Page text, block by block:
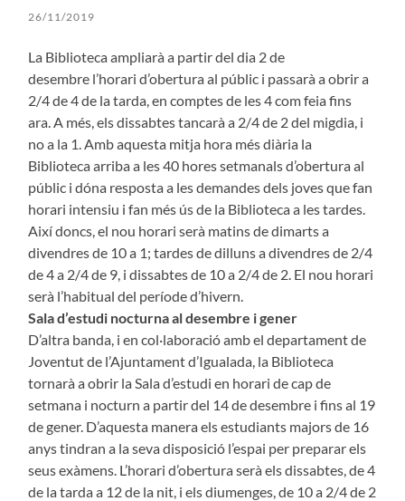
26/11/2019
La Biblioteca ampliarà a partir del dia 2 de
desembre l’horari d’obertura al públic i passarà a obrir a
2/4 de 4 de la tarda, en comptes de les 4 com feia fins
ara. A més, els dissabtes tancarà a 2/4 de 2 del migdia, i
no a la 1. Amb aquesta mitja hora més diària la
Biblioteca arriba a les 40 hores setmanals d’obertura al
públic i dóna resposta a les demandes dels joves que fan
horari intensiu i fan més ús de la Biblioteca a les tardes.
Així doncs, el nou horari serà matins de dimarts a
divendres de 10 a 1; tardes de dilluns a divendres de 2/4
de 4 a 2/4 de 9, i dissabtes de 10 a 2/4 de 2. El nou horari
serà l’habitual del període d’hivern.
Sala d’estudi nocturna al desembre i gener
D’altra banda, i en col·laboració amb el departament de
Joventut de l’Ajuntament d’Igualada, la Biblioteca
tornarà a obrir la Sala d’estudi en horari de cap de
setmana i nocturn a partir del 14 de desembre i fins al 19
de gener. D’aquesta manera els estudiants majors de 16
anys tindran a la seva disposició l’espai per preparar els
seus exàmens. L’horari d’obertura serà els dissabtes, de 4
de la tarda a 12 de la nit, i els diumenges, de 10 a 2/4 de 2